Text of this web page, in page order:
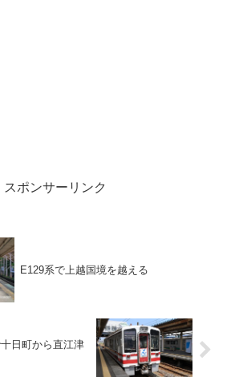
スポンサーリンク
E129系で上越国境を越える
日町から直江津